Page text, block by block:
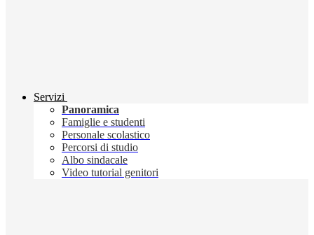
Servizi
Panoramica
Famiglie e studenti
Personale scolastico
Percorsi di studio
Albo sindacale
Video tutorial genitori